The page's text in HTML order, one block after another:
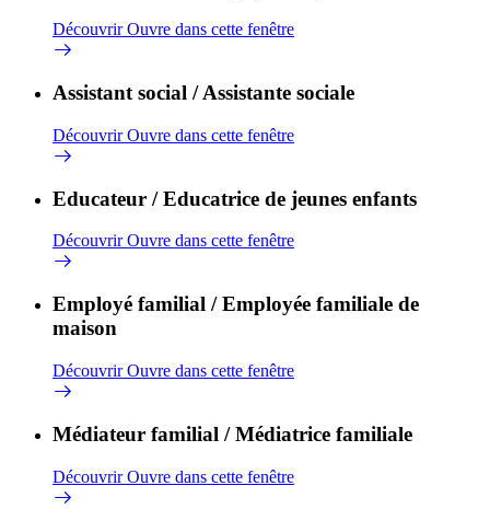
DécouvrirOuvre dans cette fenêtre
Assistant social / Assistante sociale
DécouvrirOuvre dans cette fenêtre
Educateur / Educatrice de jeunes enfants
DécouvrirOuvre dans cette fenêtre
Employé familial / Employée familiale de
maison
DécouvrirOuvre dans cette fenêtre
Médiateur familial / Médiatrice familiale
DécouvrirOuvre dans cette fenêtre